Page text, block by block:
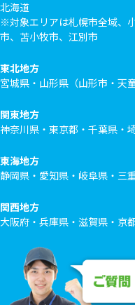
北海道
※対象エリアは札幌市全域、
市、苫小牧市、江別市
東北地方
宮城県・山形県（山形市・天
関東地方
神奈川県・東京都・千葉県・
東海地方
静岡県・愛知県・岐阜県・三
関西地方
大阪府・兵庫県・滋賀県・京